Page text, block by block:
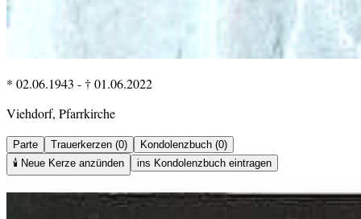
* 02.06.1943 - † 01.06.2022
Viehdorf, Pfarrkirche
Parte Trauerkerzen (0)
Kondolenzbuch (0)
🕯️ Neue Kerze anzünden ins Kondolenzbuch eintragen